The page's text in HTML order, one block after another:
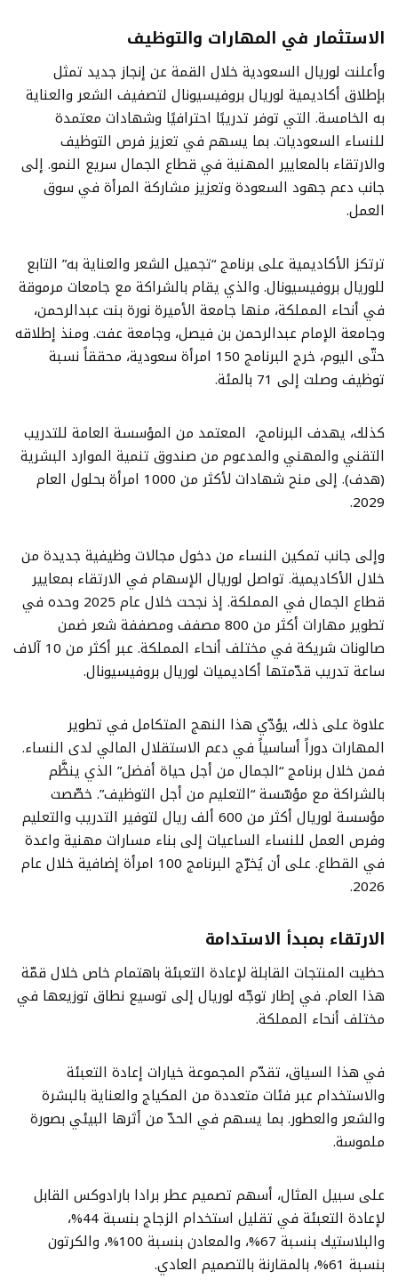
الاستثمار في المهارات والتوظيف
وأعلنت لوريال السعودية خلال القمة عن إنجاز جديد تمثل
بإطلاق أكاديمية لوريال بروفيسيونال لتصفيف الشعر والعناية
به الخامسة. التي توفر تدريبًا احترافيًا وشهادات معتمدة
للنساء السعوديات. بما يسهم في تعزيز فرص التوظيف
والارتقاء بالمعايير المهنية في قطاع الجمال سريع النمو. إلى
جانب دعم جهود السعودة وتعزيز مشاركة المرأة في سوق
العمل.
ترتكز الأكاديمية على برنامج “تجميل الشعر والعناية به” التابع
للوريال بروفيسيونال. والذي يقام بالشراكة مع جامعات مرموقة
في أنحاء المملكة، منها جامعة الأميرة نورة بنت عبدالرحمن،
وجامعة الإمام عبدالرحمن بن فيصل، وجامعة عفت. ومنذ إطلاقه
حتّى اليوم، خرج البرنامج 150 امرأة سعودية، محققاً نسبة
توظيف وصلت إلى 71 بالمئة.
كذلك، يهدف البرنامج، المعتمد من المؤسسة العامة للتدريب
التقني والمهني والمدعوم من صندوق تنمية الموارد البشرية
(هدف). إلى منح شهادات لأكثر من 1000 امرأة بحلول العام
2029.
وإلى جانب تمكين النساء من دخول مجالات وظيفية جديدة من
خلال الأكاديمية. تواصل لوريال الإسهام في الارتقاء بمعايير
قطاع الجمال في المملكة. إذ نجحت خلال عام 2025 وحده في
تطوير مهارات أكثر من 800 مصفف ومصففة شعر ضمن
صالونات شريكة في مختلف أنحاء المملكة. عبر أكثر من 10 آلاف
ساعة تدريب قدّمتها أكاديميات لوريال بروفيسيونال.
علاوة على ذلك، يؤدّي هذا النهج المتكامل في تطوير
المهارات دوراً أساسياً في دعم الاستقلال المالي لدى النساء.
فمن خلال برنامج “الجمال من أجل حياة أفضل” الذي ينظَّم
بالشراكة مع مؤسّسة “التعليم من أجل التوظيف”. خصّصت
مؤسسة لوريال أكثر من 600 ألف ريال لتوفير التدريب والتعليم
وفرص العمل للنساء الساعيات إلى بناء مسارات مهنية واعدة
في القطاع. على أن يُخرّج البرنامج 100 امرأة إضافية خلال عام
2026.
الارتقاء بمبدأ الاستدامة
حظيت المنتجات القابلة لإعادة التعبئة باهتمام خاص خلال قمّة
هذا العام. في إطار توجّه لوريال إلى توسيع نطاق توزيعها في
مختلف أنحاء المملكة.
في هذا السياق، تقدّم المجموعة خيارات إعادة التعبئة
والاستخدام عبر فئات متعددة من المكياج والعناية بالبشرة
والشعر والعطور. بما يسهم في الحدّ من أثرها البيئي بصورة
ملموسة.
على سبيل المثال، أسهم تصميم عطر برادا بارادوكس القابل
لإعادة التعبئة في تقليل استخدام الزجاج بنسبة 44%،
والبلاستيك بنسبة 67%، والمعادن بنسبة 100%، والكرتون
بنسبة 61%، بالمقارنة بالتصميم العادي.